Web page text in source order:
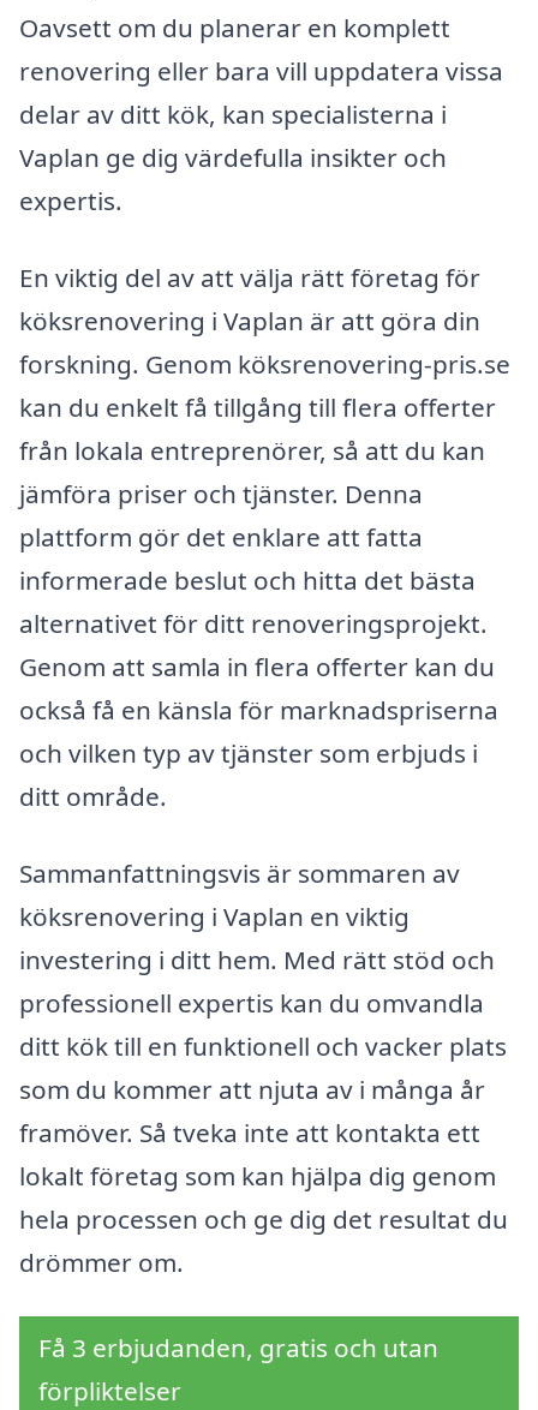
Oavsett om du planerar en komplett
renovering eller bara vill uppdatera vissa
delar av ditt kök, kan specialisterna i
Vaplan ge dig värdefulla insikter och
expertis.
En viktig del av att välja rätt företag för
köksrenovering i Vaplan är att göra din
forskning. Genom köksrenovering-pris.se
kan du enkelt få tillgång till flera offerter
från lokala entreprenörer, så att du kan
jämföra priser och tjänster. Denna
plattform gör det enklare att fatta
informerade beslut och hitta det bästa
alternativet för ditt renoveringsprojekt.
Genom att samla in flera offerter kan du
också få en känsla för marknadspriserna
och vilken typ av tjänster som erbjuds i
ditt område.
Sammanfattningsvis är sommaren av
köksrenovering i Vaplan en viktig
investering i ditt hem. Med rätt stöd och
professionell expertis kan du omvandla
ditt kök till en funktionell och vacker plats
som du kommer att njuta av i många år
framöver. Så tveka inte att kontakta ett
lokalt företag som kan hjälpa dig genom
hela processen och ge dig det resultat du
drömmer om.
Få 3 erbjudanden, gratis och utan
förpliktelser